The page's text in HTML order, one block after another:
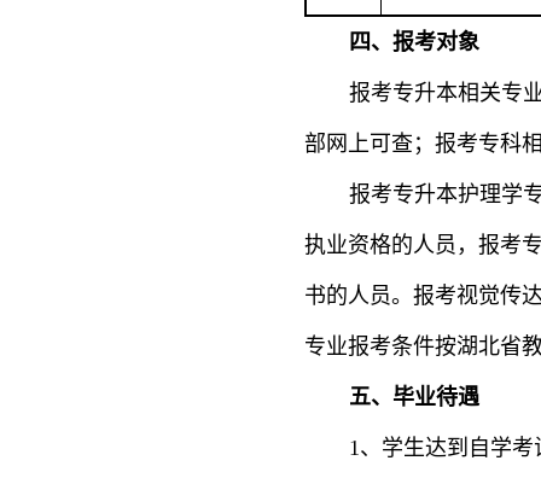
四、报考对象
报考专升本相关专
部网上可查；报考专科
报考专升本护理学
执业资格的人员，报考
书的人员。报考视觉传
专业报考条件按湖北省
五、毕业待遇
1、学生达到自学考